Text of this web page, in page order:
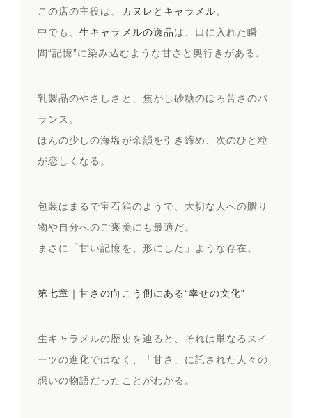
この店の主役は、 カヌレとキャラメル。
中でも、生キャラメルの逸品は、口に入れた瞬
間“記憶”に染み込むような甘さと奥行きがある。
乳製品のやさしさと、焦がし砂糖のほろ苦さのバ
ランス。
ほんの少しの海塩が余韻を引き締め、次のひと粒
が恋しくなる。
包装はまるで宝石箱のようで、大切な人への贈り
物や自分へのご褒美にも最適だ。
まさに「甘い記憶を、形にした」ような存在。
第七章｜甘さの向こう側にある“幸せの文化”
生キャラメルの歴史を辿ると、それは単なるスイ
ーツの進化ではなく、「甘さ」に託された人々の
想いの物語だったことがわかる。